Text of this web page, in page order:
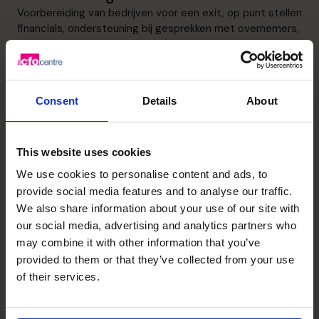
Consent Details About
This website uses cookies
We use cookies to personalise content and ads, to
provide social media features and to analyse our traffic.
We also share information about your use of our site with
our social media, advertising and analytics partners who
may combine it with other information that you’ve
provided to them or that they’ve collected from your use
of their services.
Voorbereiding van bedrijven voor een exit, op punt stellen
financials, ondersteuning bij gesprekken met overnemers,
banken, fiscalisten, externe auditors
Bedrijfsfinanciering
Verkrijgen van achtergestelde en COVID leningen bij PMV
en diverse andere financiële instellingen
Winstverbetering
Permanent performance improvement
Ontdek het potentieel van je
bedrijf – plan je gratis